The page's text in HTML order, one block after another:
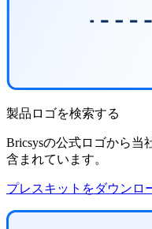
製品ロゴを検索する
Bricsysの公式ロゴから当
含まれています。
プレスキットをダウンロ